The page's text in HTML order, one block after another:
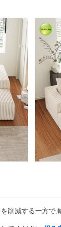
削減する一方で,